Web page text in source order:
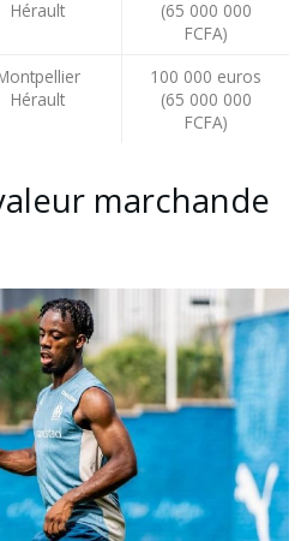
Hérault
(65 000 000
FCFA)
Hérault
100 000 euros
(65 000 000
FCFA)
marchande